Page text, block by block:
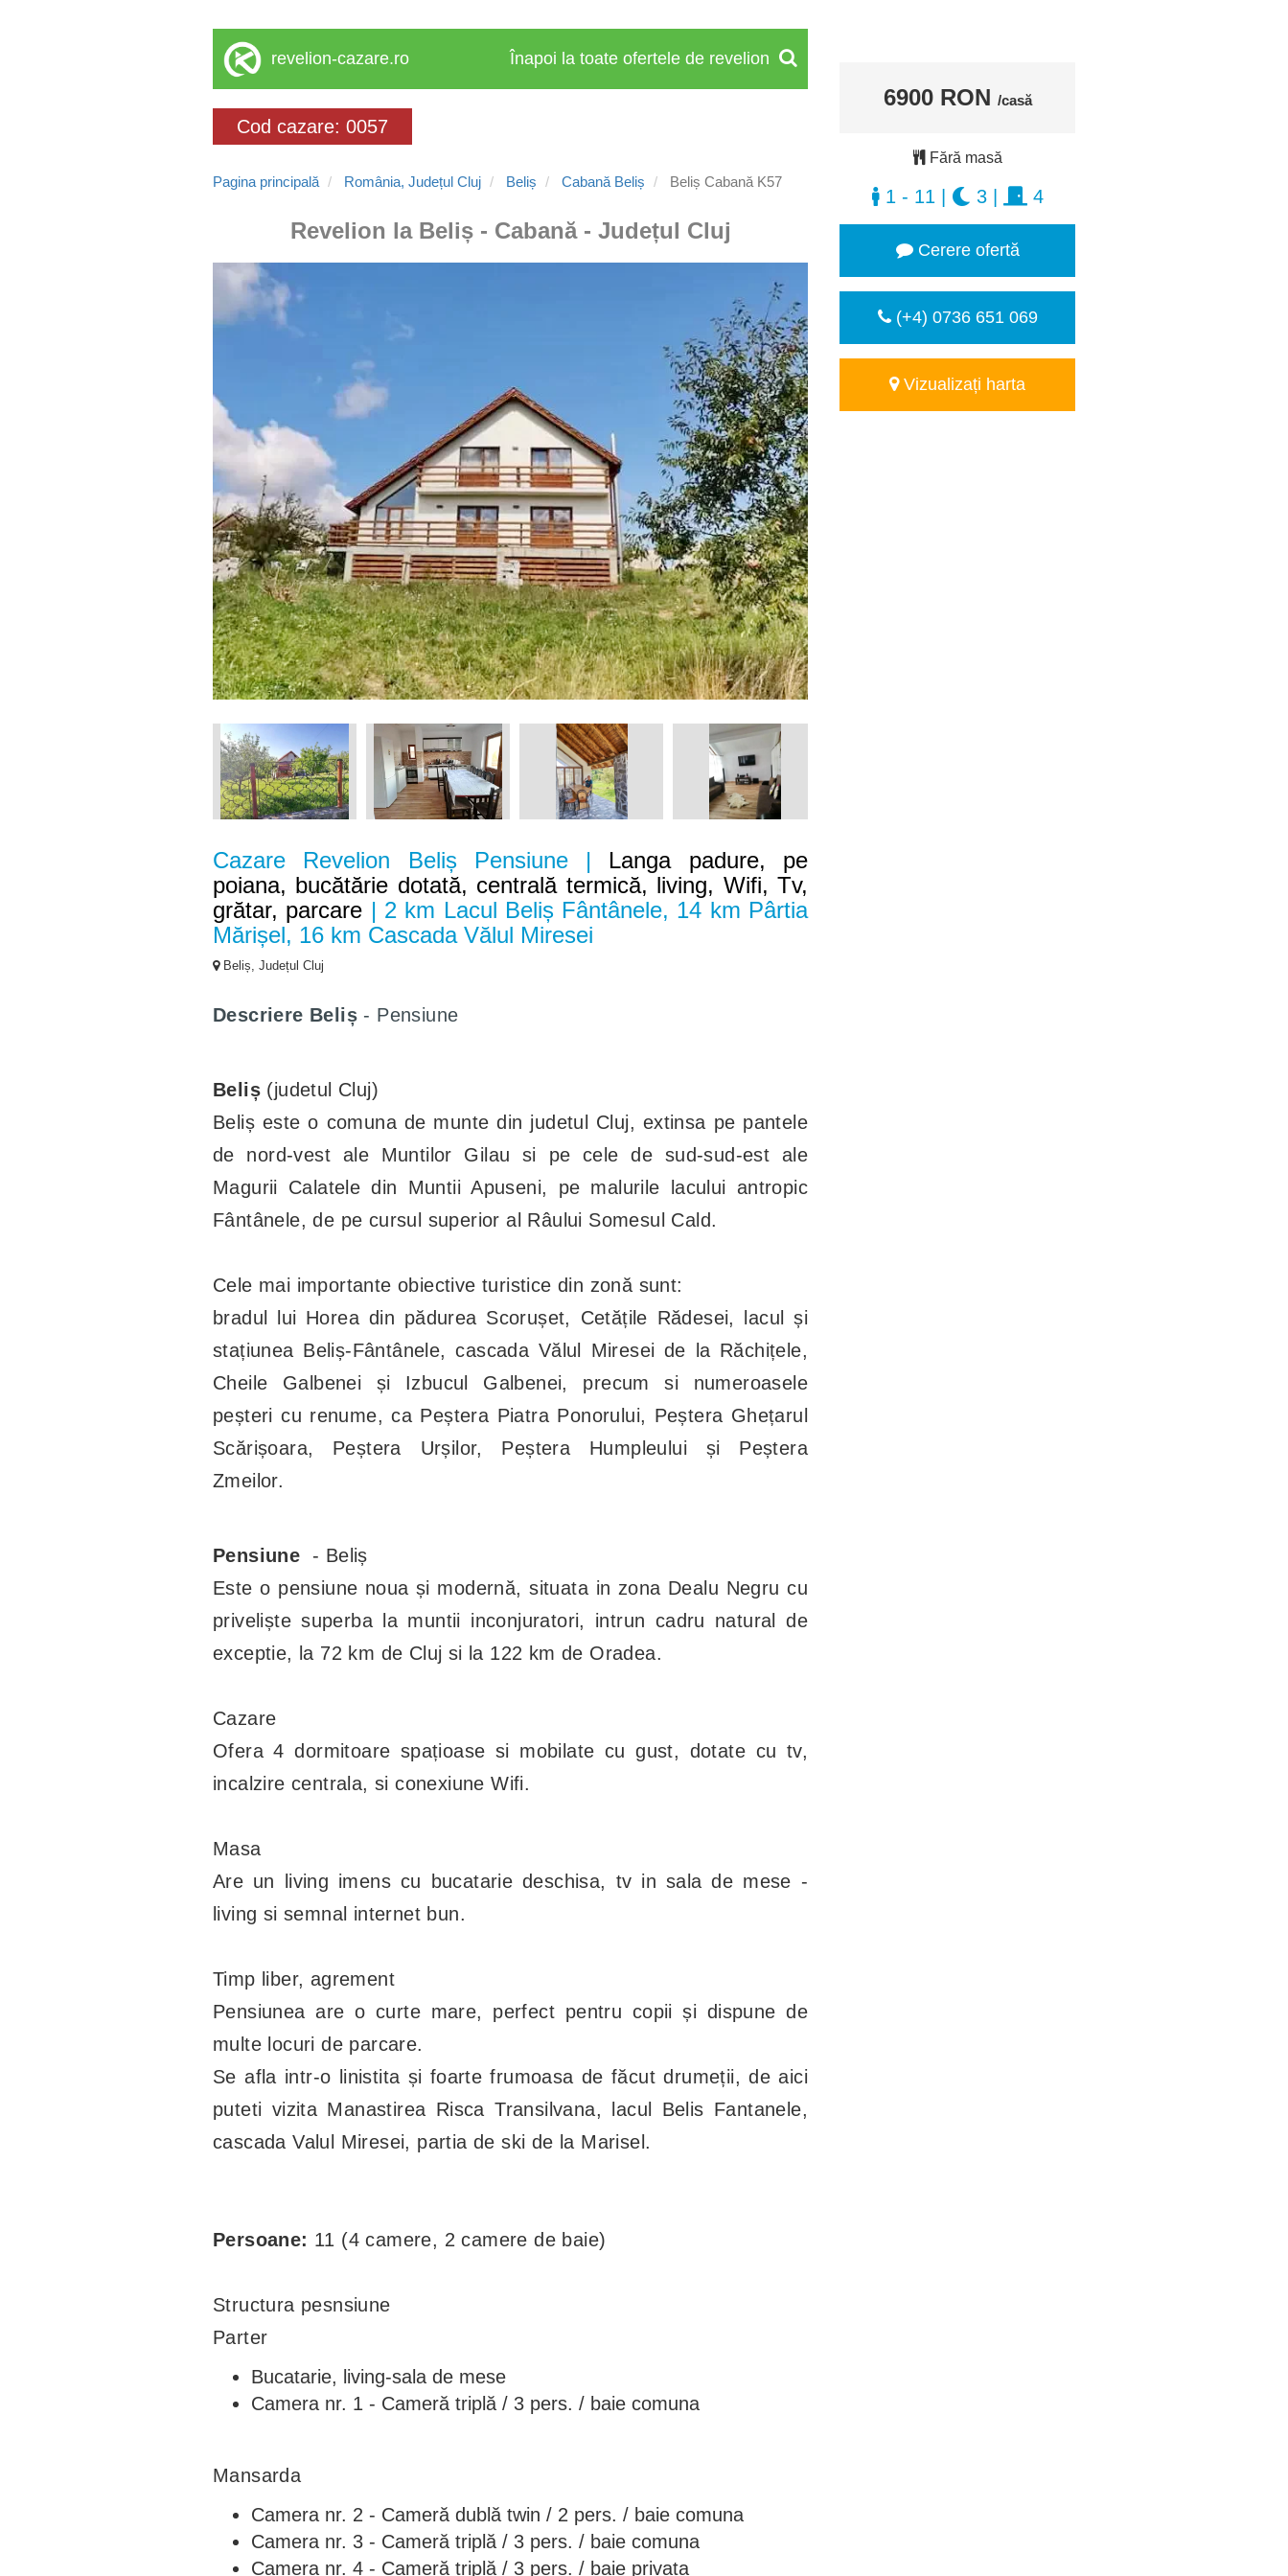
revelion-cazare.ro Înapoi la toate ofertele de revelion
Cod cazare: 0057
Pagina principală România, Județul Cluj Beliș Cabană Beliș Beliș Cabană K57
Revelion la Beliș - Cabană - Județul Cluj
Cazare Revelion Beliș Pensiune | Langa padure, pe
poiana, bucătărie dotată, centrală termică, living, Wifi, Tv,
grătar, parcare | 2 km Lacul Beliș Fântânele, 14 km Pârtia
Mărișel, 16 km Cascada Vălul Miresei
Beliș, Județul Cluj
Descriere Beliș - Pensiune
Beliș (judetul Cluj)
Beliș este o comuna de munte din judetul Cluj, extinsa pe pantele
de nord-vest ale Muntilor Gilau si pe cele de sud-sud-est ale
Magurii Calatele din Muntii Apuseni, pe malurile lacului antropic
Fântânele, de pe cursul superior al Râului Somesul Cald.
Cele mai importante obiective turistice din zonă sunt:
bradul lui Horea din pădurea Scorușet, Cetățile Rădesei, lacul și
stațiunea Beliș-Fântânele, cascada Vălul Miresei de la Răchițele,
Cheile Galbenei și Izbucul Galbenei, precum si numeroasele
peșteri cu renume, ca Peștera Piatra Ponorului, Peștera Ghețarul
Scărișoara, Peștera Urșilor, Peștera Humpleului și Peștera
Zmeilor.
Pensiune - Beliș
Este o pensiune noua și modernă, situata in zona Dealu Negru cu
priveliște superba la muntii inconjuratori, intrun cadru natural de
exceptie, la 72 km de Cluj si la 122 km de Oradea.
Cazare
Ofera 4 dormitoare spațioase si mobilate cu gust, dotate cu tv,
incalzire centrala, si conexiune Wifi.
Masa
Are un living imens cu bucatarie deschisa, tv in sala de mese -
living si semnal internet bun.
Timp liber, agrement
Pensiunea are o curte mare, perfect pentru copii și dispune de
multe locuri de parcare.
Se afla intr-o linistita și foarte frumoasa de făcut drumeții, de aici
puteti vizita Manastirea Risca Transilvana, lacul Belis Fantanele,
cascada Valul Miresei, partia de ski de la Marisel.
Persoane: 11 (4 camere, 2 camere de baie)
Structura pesnsiune
Parter
Bucatarie, living-sala de mese
Camera nr. 1 - Cameră triplă / 3 pers. / baie comuna
Mansarda
Camera nr. 2 - Cameră dublă twin / 2 pers. / baie comuna
Camera nr. 3 - Cameră triplă / 3 pers. / baie comuna
Camera nr. 4 - Cameră triplă / 3 pers. / baie privata
6900 RON /casă
Fără masă
1 - 11 3| 4
Cerere ofertă
(+4) 0736 651 069
Vizualizați harta